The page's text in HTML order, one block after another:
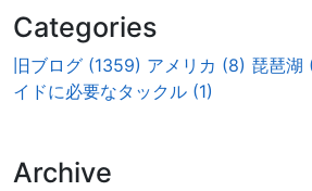
Categories
旧ブログ (1359) アメリカ (8) 琵琶湖
イドに必要なタックル (1)
Archive